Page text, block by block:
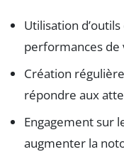
Utilisation d’outils
performances de
Création
répondre aux
Engagement sur
augmenter la